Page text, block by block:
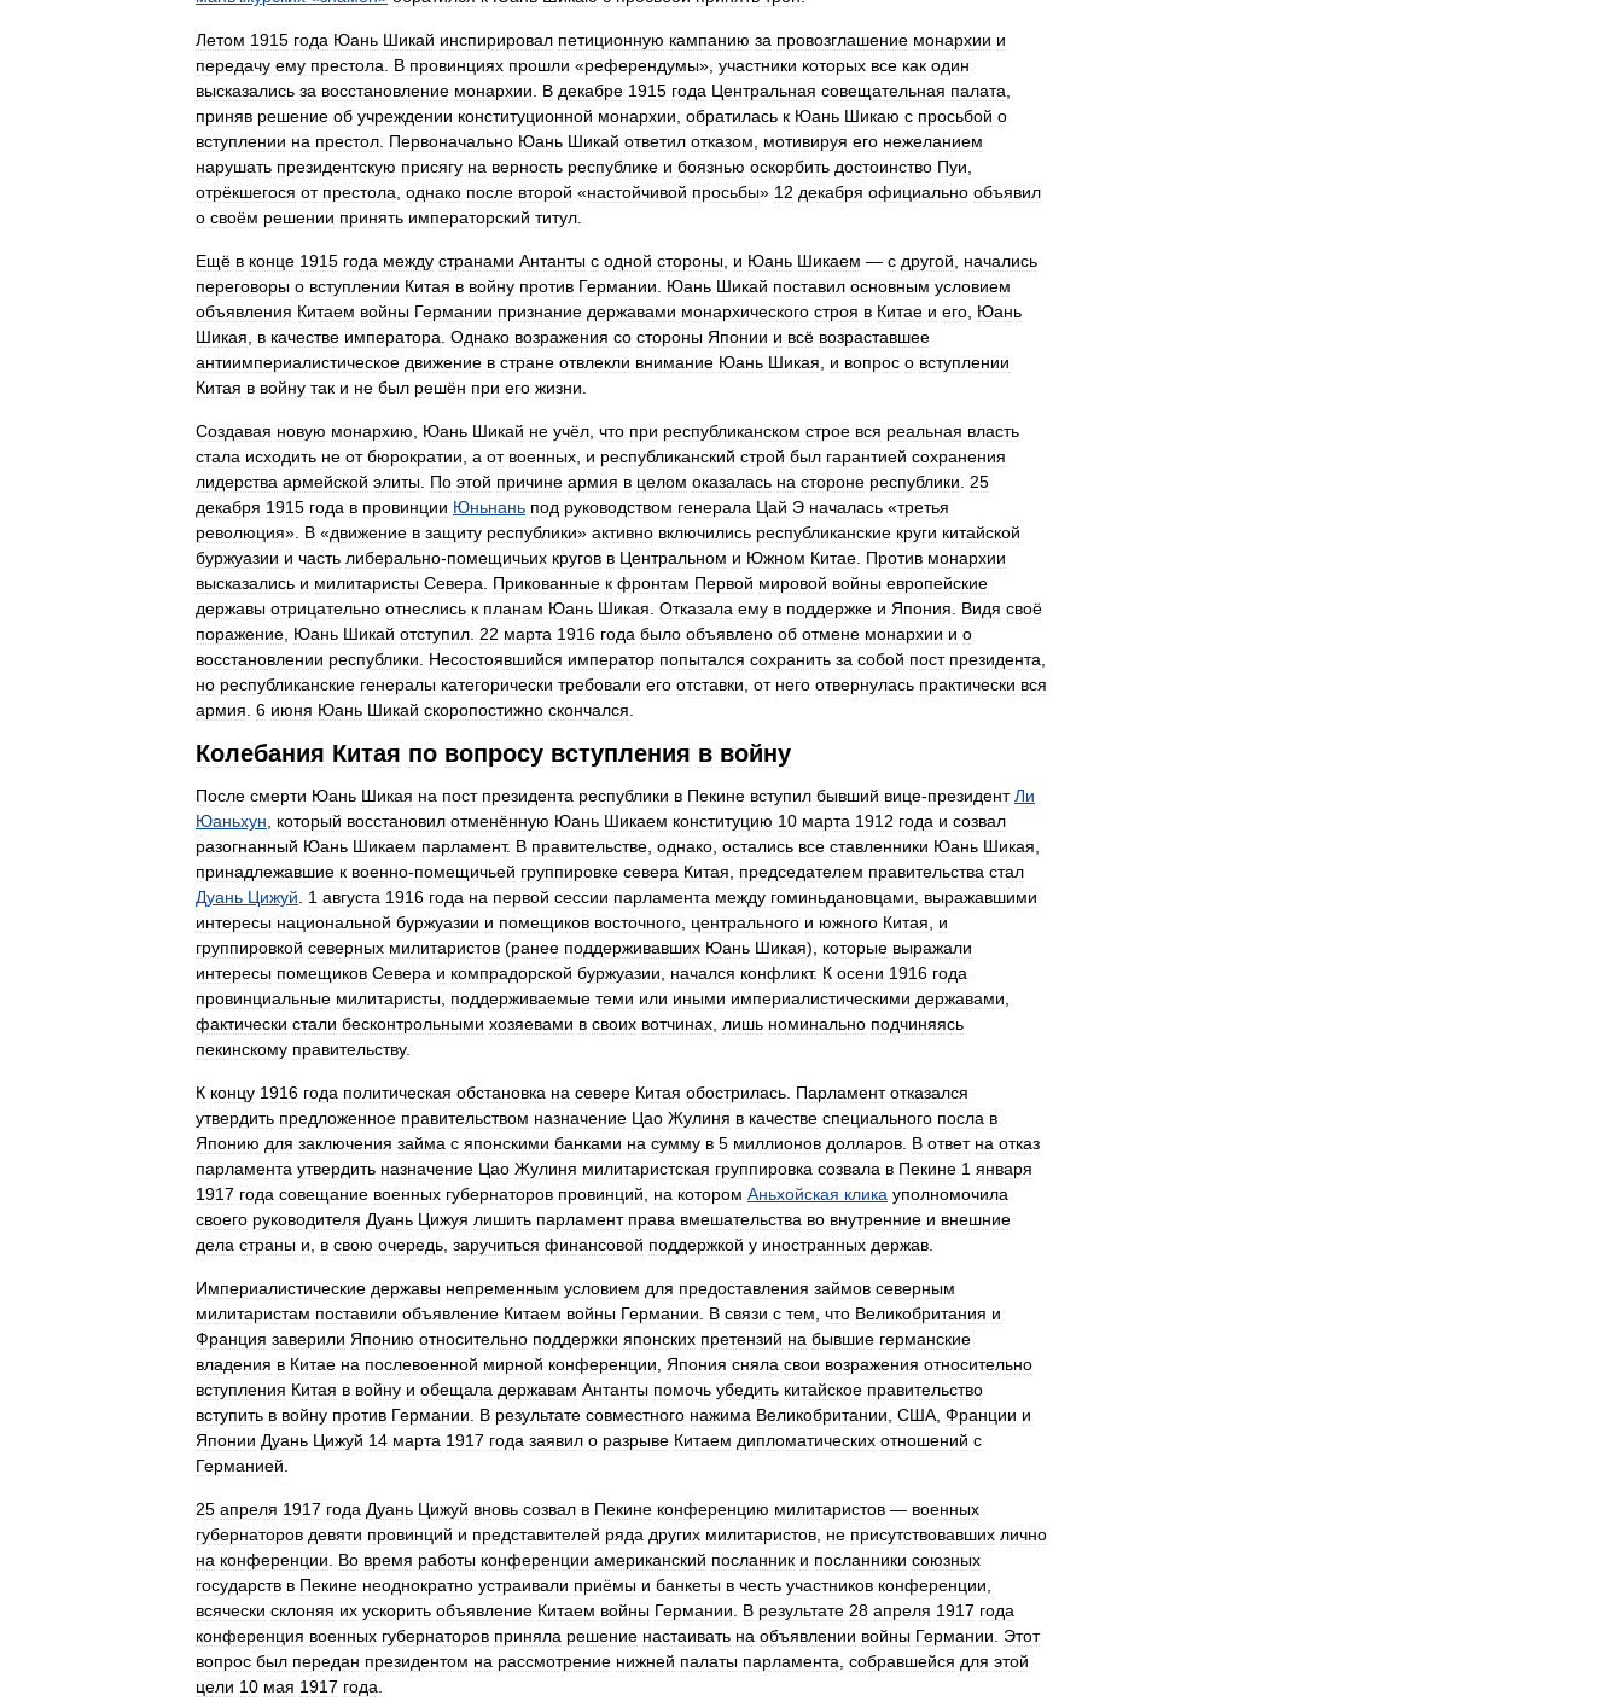
Летом 1915 года Юань Шикай инспирировал петиционную кампанию за провозглашение монархии и
передачу ему престола В провинциях прошли «референдумы», участники которых все как один
высказались за восстановление монархии В декабре 1915 года Центральная совещательная палата
приняв решение об учреждении конституционной монархии обратилась к Юань Шикаю с просьбой о
вступлении на престол Первоначально Юань Шикай ответил отказом мотивируя его нежеланием
нарушать президентскую присягу на верность республике и боязнью оскорбить достоинство Пуи
отрёкшегося от престола однако после второй «настойчивой просьбы» 12 декабря официально объявил
о своём решении принять императорский титул
Ещё в конце 1915 года между странами Антанты с одной стороны и Юань Шикаем — с другой
начались
переговоры о вступлении Китая в войну против Германии Юань Шикай поставил основным условием
объявления Китаем войны Германии признание державами монархического строя в Китае и его Юань
Шикая
в качестве императора Однако возражения со стороны Японии и всё возраставшее
антиимпериалистическое движение в стране отвлекли внимание Юань Шикая и вопрос о вступлении
Китая в войну так и не был решён при его жизни
Создавая новую монархию Юань Шикай не учёл что при республиканском строе вся реальная власть
стала исходить не от бюрократии а от военных и республиканский строй был гарантией сохранения
лидерства армейской элиты По этой причине армия в целом оказалась на стороне республики
25
декабря 1915 года в провинции Юньнань под руководством генерала Цай Э началась «третья
революция». В «движение в защиту республики» активно включились республиканские круги китайской
буржуазии и часть либерально-помещичьих кругов в Центральном и Южном Китае Против монархии
высказались и милитаристы Севера Прикованные к фронтам Первой мировой войны европейские
державы отрицательно отнеслись к планам Юань Шикая Отказала ему в поддержке и Япония Видя своё
поражение Юань Шикай отступил 22 марта 1916 года было объявлено об отмене монархии и о
восстановлении республики Несостоявшийся император попытался сохранить за собой пост президента
но республиканские генералы категорически требовали его отставки от него отвернулась практически вся
армия 6 июня Юань Шикай скоропостижно скончался
Колебания Китая по вопросу вступления в войну
После смерти Юань Шикая на пост президента республики в Пекине вступил бывший вице-президент Ли
Юаньхун
который восстановил отменённую Юань Шикаем конституцию 10 марта 1912 года и созвал
разогнанный Юань Шикаем парламент. В правительстве однако остались все ставленники Юань Шикая
принадлежавшие к военно-помещичьей группировке севера Китая председателем правительства стал
Дуань Цижуй 1 августа 1916 года на первой сессии парламента между гоминьдановцами
выражавшими
интересы национальной буржуазии и помещиков восточного центрального и южного Китая
и
группировкой северных милитаристов (ранее поддерживавших Юань Шикая), которые выражали
интересы помещиков Севера и компрадорской буржуазии начался конфликт. К осени 1916 года
провинциальные милитаристы поддерживаемые теми или иными империалистическими державами
фактически стали бесконтрольными хозяевами в своих вотчинах лишь номинально подчиняясь
пекинскому правительству.
К концу 1916 года политическая обстановка на севере Китая обострилась Парламент отказался
утвердить предложенное правительством назначение Цао Жулиня в качестве специального посла в
Японию для заключения займа с японскими банками на сумму в 5 миллионов долларов В ответ на отказ
парламента утвердить назначение Цао Жулиня милитаристская группировка созвала в Пекине 1 января
1917 года совещание военных губернаторов провинций на котором Аньхойская клика уполномочила
своего руководителя Дуань Цижуя лишить парламент права вмешательства во внутренние и внешние
дела страны и в свою очередь заручиться финансовой поддержкой у иностранных держав
Империалистические державы непременным условием для предоставления займов северным
милитаристам поставили объявление Китаем войны Германии В связи с тем что Великобритания и
Франция заверили Японию относительно поддержки японских претензий на бывшие германские
владения в Китае на послевоенной мирной конференции Япония сняла свои возражения относительно
вступления Китая в войну и обещала державам Антанты помочь убедить китайское правительство
вступить в войну против Германии В результате совместного нажима Великобритании США Франции и
Японии Дуань Цижуй 14 марта 1917 года заявил о разрыве Китаем дипломатических отношений с
Германией
25 апреля 1917 года Дуань Цижуй вновь созвал в Пекине конференцию милитаристов — военных
губернаторов девяти провинций и представителей ряда других милитаристов не присутствовавших лично
на конференции Во время работы конференции американский посланник и посланники союзных
государств в Пекине неоднократно устраивали приёмы и банкеты в честь участников конференции
всячески склоняя их ускорить объявление Китаем войны Германии В результате 28 апреля 1917 года
конференция военных губернаторов приняла решение настаивать на объявлении войны Германии
Этот
вопрос был передан президентом на рассмотрение нижней палаты парламента собравшейся для этой
цели 10 мая 1917 года